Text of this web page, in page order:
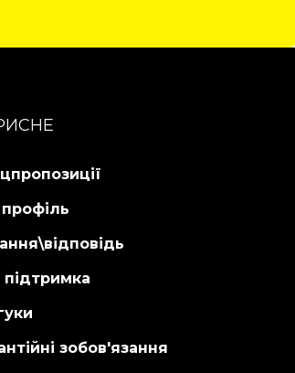
профіль
підтримка
зобов'язання